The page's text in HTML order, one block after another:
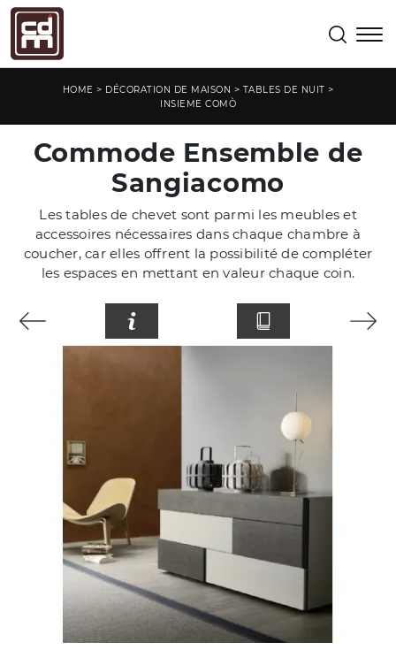
HOME > DÉCORATION DE MAISON > TABLES DE NUIT >
INSIEME COMÒ
Commode Ensemble de
Sangiacomo
Les tables de chevet sont parmi les meubles et
accessoires nécessaires dans chaque chambre à
coucher, car elles offrent la possibilité de compléter
les espaces en mettant en valeur chaque coin.